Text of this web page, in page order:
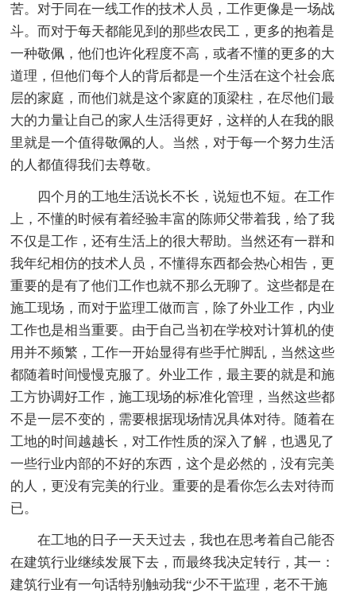
苦。对于同在一线工作的技术人员，工作更像是一场战
斗。而对于每天都能见到的那些农民工，更多的抱着是
一种敬佩，他们也许化程度不高，或者不懂的更多的大
道理，但他们每个人的背后都是一个生活在这个社会底
层的家庭，而他们就是这个家庭的顶梁柱，在尽他们最
大的力量让自己的家人生活得更好，这样的人在我的眼
里就是一个值得敬佩的人。当然，对于每一个努力生活
的人都值得我们去尊敬。
四个月的工地生活说长不长，说短也不短。在工作
上，不懂的时候有着经验丰富的陈师父带着我，给了我
不仅是工作，还有生活上的很大帮助。当然还有一群和
我年纪相仿的技术人员，不懂得东西都会热心相告，更
重要的是有了他们工作也就不那么无聊了。这些都是在
施工现场，而对于监理工做而言，除了外业工作，内业
工作也是相当重要。由于自己当初在学校对计算机的使
用并不频繁，工作一开始显得有些手忙脚乱，当然这些
都随着时间慢慢克服了。外业工作，最主要的就是和施
工方协调好工作，施工现场的标准化管理，当然这些都
不是一层不变的，需要根据现场情况具体对待。随着在
工地的时间越越长，对工作性质的深入了解，也遇见了
一些行业内部的不好的东西，这个是必然的，没有完美
的人，更没有完美的行业。重要的是看你怎么去对待而
已。
在工地的日子一天天过去，我也在思考着自己能否
在建筑行业继续发展下去，而最终我决定转行，其一：
建筑行业有一句话特别触动我“少不干监理，老不干施